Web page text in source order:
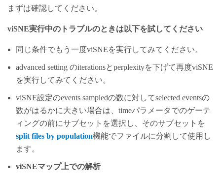
まずは確認してください。
viSNE実行中のトラブルのときは以下を試してください
同じ条件でもう一度viSNEを実行してみてください。
advanced setting のiterationsとperplexityを下げて再度viSNE
を実行してみてください。
viSNE設定のevents sampledの数に対してselected eventsの
数がはるかに大きい場合は、timeパラメータでのゲーテ
ィングの前にサブセットを選択し、そのサブセットを
split files by population機能でファイルに分割して使用し
ます。
viSNEマップ上での解析